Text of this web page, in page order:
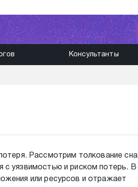
Консультанты
Рассмотрим толкование сна
с уязвимостью и риском потерь. В
или ресурсов и отражает